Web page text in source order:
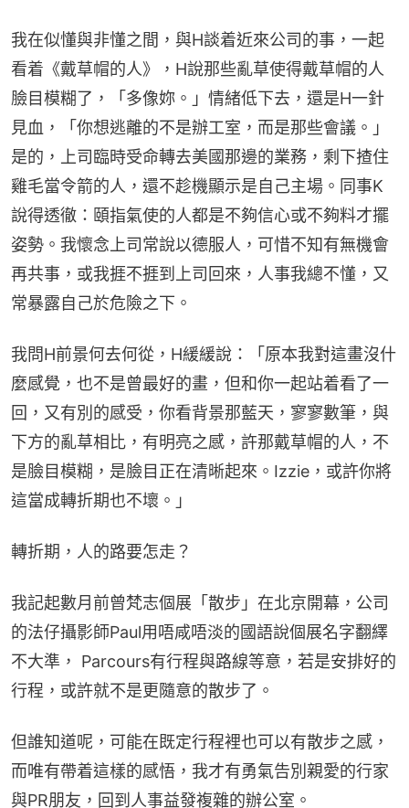
我在似懂與非懂之間，與H談着近來公司的事，一起
看着《戴草帽的人》，H說那些亂草使得戴草帽的人
臉目模糊了，「多像妳。」情緒低下去，還是H一針
見血，「你想逃離的不是辦工室，而是那些會議。」
是的，上司臨時受命轉去美國那邊的業務，剩下揸住
雞毛當令箭的人，還不趁機顯示是自己主場。同事K
說得透徹：頤指氣使的人都是不夠信心或不夠料才擺
姿勢。我懷念上司常說以德服人，可惜不知有無機會
再共事，或我捱不捱到上司回來，人事我總不懂，又
常暴露自己於危險之下。
我問H前景何去何從，H緩緩說：「原本我對這畫沒什
麼感覺，也不是曾最好的畫，但和你一起站着看了一
回，又有別的感受，你看背景那藍天，寥寥數筆，與
下方的亂草相比，有明亮之感，許那戴草帽的人，不
是臉目模糊，是臉目正在清晰起來。Izzie，或許你將
這當成轉折期也不壞。」
轉折期，人的路要怎走？
我記起數月前曾梵志個展「散步」在北京開幕，公司
的法仔攝影師Paul用唔咸唔淡的國語說個展名字翻繹
不大準， Parcours有行程與路線等意，若是安排好的
行程，或許就不是更隨意的散步了。
但誰知道呢，可能在既定行程裡也可以有散步之感，
而唯有帶着這樣的感悟，我才有勇氣告別親愛的行家
與PR朋友，回到人事益發複雜的辦公室。